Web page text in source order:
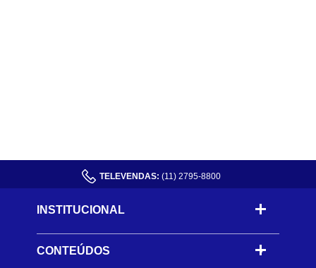
TELEVENDAS: (11) 2795-8800
INSTITUCIONAL
CONTEÚDOS -